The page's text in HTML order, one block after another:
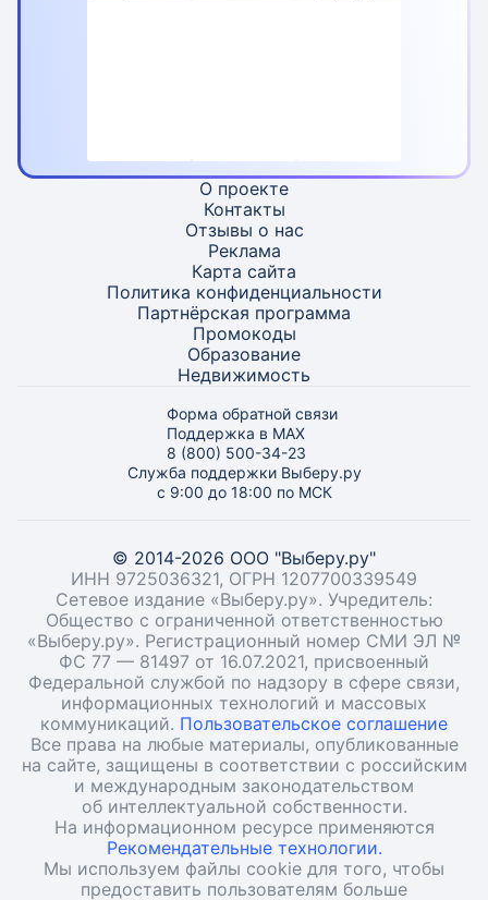
О проекте
Контакты
Отзывы о нас
Реклама
Карта сайта
Политика конфиденциальности
Партнёрская программа
Промокоды
Образование
Недвижимость
Форма обратной связи
Поддержка в MAX
8 (800) 500-34-23
Служба поддержки Выберу.ру
с 9:00 до 18:00 по МСК
© 2014-2026 ООО "Выберу.ру"
ИНН 9725036321, ОГРН 1207700339549
Сетевое издание «Выберу.ру». Учредитель:
Общество с ограниченной ответственностью
«Выберу.ру». Регистрационный номер СМИ ЭЛ №
ФС 77 — 81497 от 16.07.2021, присвоенный
Федеральной службой по надзору в сфере связи,
информационных технологий и массовых
коммуникаций. Пользовательское соглашение
Все права на любые материалы, опубликованные
на сайте, защищены в соответствии с российским
и международным законодательством
об интеллектуальной собственности.
На информационном ресурсе применяются
Рекомендательные технологии.
Мы используем файлы cookie для того, чтобы
предоставить пользователям больше